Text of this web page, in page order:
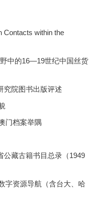
Contacts within the
中的16—19世纪中国丝货
究院图书出版评述
门档案举隅
公藏古籍书目总录（1949
字资源导航（含台大、哈